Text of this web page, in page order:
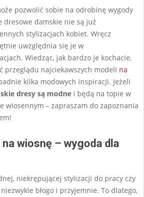
pozwolić sobie na odrobinę wygody
dresowe damskie nie są już
stylizacjach kobiet. Wręcz
uwzględnia się je w
Wiedząc, jak bardzo je kochacie,
przeglądu najciekawszych modeli na
kilka modowych inspiracji. Jeżeli
dresy są modne i będą na topie w
wiosennym – zapraszam do zapoznania
wiosnę – wygoda dla
niekrępującej stylizacji do pracy czy
błogo i przyjemnie. To dlatego,